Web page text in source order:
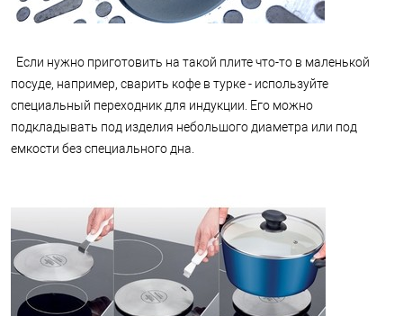
Если нужно приготовить на такой плите что-то в маленькой
посуде, например, сварить кофе в турке - используйте
специальный переходник для индукции. Его можно
подкладывать под изделия небольшого диаметра или под
емкости без специального дна.